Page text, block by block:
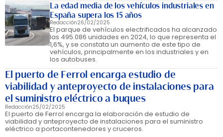
La edad media de los vehículos industriales en
España supera los 15 años
Redacción26/02/2025
El parque de vehículos electrificados ha alcanzado
las 495.086 unidades en 2024, lo que representa el
1,6%, y se constata un aumento de este tipo de
vehículos, principalmente en los industriales y en
los autobuses.
El puerto de Ferrol encarga estudio de
viabilidad y anteproyecto de instalaciones para
el suministro eléctrico a buques
Redacción25/02/2025
El puerto de Ferrol encarga la elaboración de estudio de
viabilidad y anteproyecto de instalaciones para el suministro
eléctrico a portacontenedores y cruceros.